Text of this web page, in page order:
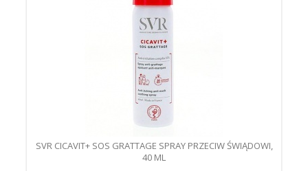
SVR CICAVIT+ SOS GRATTAGE SPRAY PRZECIW ŚWIĄDOWI,
40 ML